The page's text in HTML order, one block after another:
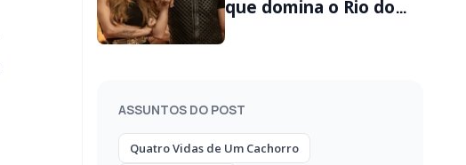
que domina o Rio do
ASSUNTOS DO POST
Quatro Vidas de Um Cachorro